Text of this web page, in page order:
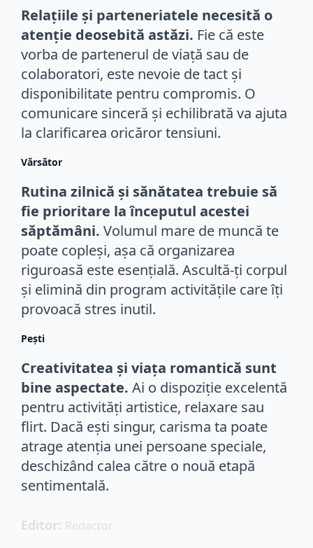
Relațiile și parteneriatele necesită o
atenție deosebită astăzi. Fie că este
vorba de partenerul de viață sau de
colaboratori, este nevoie de tact și
disponibilitate pentru compromis. O
comunicare sinceră și echilibrată va ajuta
la clarificarea oricăror tensiuni.
Vărsător
Rutina zilnică și sănătatea trebuie să
fie prioritare la începutul acestei
săptămâni. Volumul mare de muncă te
poate copleși, așa că organizarea
riguroasă este esențială. Ascultă-ți corpul
și elimină din program activitățile care îți
provoacă stres inutil.
Pești
Creativitatea și viața romantică sunt
bine aspectate. Ai o dispoziție excelentă
pentru activități artistice, relaxare sau
flirt. Dacă ești singur, carisma ta poate
atrage atenția unei persoane speciale,
deschizând calea către o nouă etapă
sentimentală.
Editor: Redactor